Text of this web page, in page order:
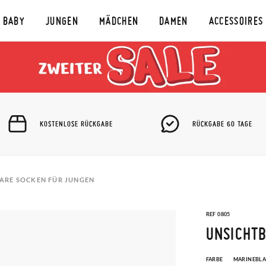
BABY JUNGEN MÄDCHEN DAMEN ACCESSOIRES
KOSTENLOSE RÜCKGABE RÜCKGABE 60 TAGE
SOCKEN FÜR JUNGEN
REF 0805
FARBE